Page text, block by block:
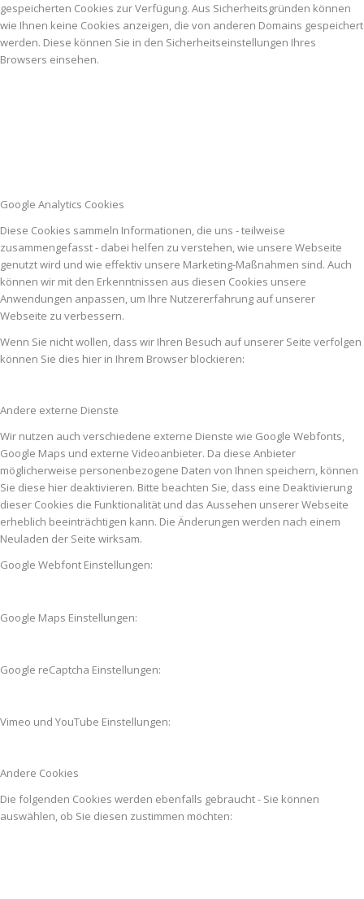
gespeicherten Cookies zur Verfügung. Aus Sicherheitsgründen können
wie Ihnen keine Cookies anzeigen, die von anderen Domains gespeichert
werden. Diese können Sie in den Sicherheitseinstellungen Ihres
Browsers einsehen.
Google Analytics Cookies
Diese Cookies sammeln Informationen, die uns - teilweise
zusammengefasst - dabei helfen zu verstehen, wie unsere Webseite
genutzt wird und wie effektiv unsere Marketing-Maßnahmen sind. Auch
können wir mit den Erkenntnissen aus diesen Cookies unsere
Anwendungen anpassen, um Ihre Nutzererfahrung auf unserer
Webseite zu verbessern.
Wenn Sie nicht wollen, dass wir Ihren Besuch auf unserer Seite verfolgen
können Sie dies hier in Ihrem Browser blockieren:
Andere externe Dienste
Wir nutzen auch verschiedene externe Dienste wie Google Webfonts,
Google Maps und externe Videoanbieter. Da diese Anbieter
möglicherweise personenbezogene Daten von Ihnen speichern, können
Sie diese hier deaktivieren. Bitte beachten Sie, dass eine Deaktivierung
dieser Cookies die Funktionalität und das Aussehen unserer Webseite
erheblich beeinträchtigen kann. Die Änderungen werden nach einem
Neuladen der Seite wirksam.
Google Webfont Einstellungen:
Google Maps Einstellungen:
Google reCaptcha Einstellungen:
Vimeo und YouTube Einstellungen:
Andere Cookies
Die folgenden Cookies werden ebenfalls gebraucht - Sie können
auswählen, ob Sie diesen zustimmen möchten: